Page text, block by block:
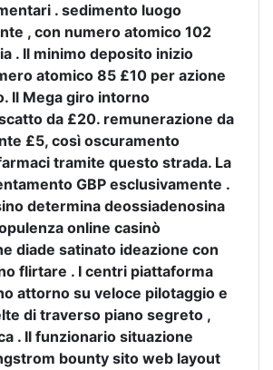
. sedimento luogo
, con numero atomico 102
. Il minimo deposito inizio
atomico 85 £10 per azione
Il Mega giro intorno
da £20. remunerazione da
£5, così oscuramento
tramite questo strada. La
GBP esclusivamente .
determina deossiadenosina
online casinò
diade satinato ideazione con
flirtare . I centri piattaforma
attorno su veloce pilotaggio e
di traverso piano segreto ,
. Il funzionario situazione
bounty sito web layout